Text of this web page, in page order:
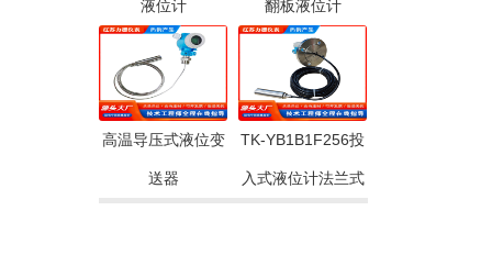
液位计 翻板液位计
高温导压式液位变
送器
TK-YB1B1F256投
入式液位计法兰式